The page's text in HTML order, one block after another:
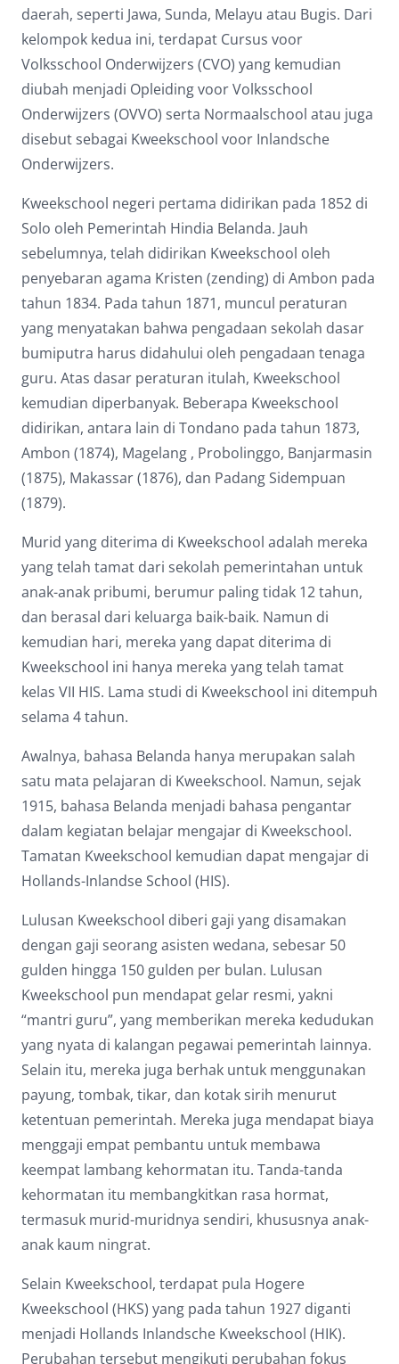
daerah, seperti Jawa, Sunda, Melayu atau Bugis. Dari
kelompok kedua ini, terdapat Cursus voor
Volksschool Onderwijzers (CVO) yang kemudian
diubah menjadi Opleiding voor Volksschool
Onderwijzers (OVVO) serta Normaalschool atau juga
disebut sebagai Kweekschool voor Inlandsche
Onderwijzers.
Kweekschool negeri pertama didirikan pada 1852 di
Solo oleh Pemerintah Hindia Belanda. Jauh
sebelumnya, telah didirikan Kweekschool oleh
penyebaran agama Kristen (zending) di Ambon pada
tahun 1834. Pada tahun 1871, muncul peraturan
yang menyatakan bahwa pengadaan sekolah dasar
bumiputra harus didahului oleh pengadaan tenaga
guru. Atas dasar peraturan itulah, Kweekschool
kemudian diperbanyak. Beberapa Kweekschool
didirikan, antara lain di Tondano pada tahun 1873,
Ambon (1874), Magelang , Probolinggo, Banjarmasin
(1875), Makassar (1876), dan Padang Sidempuan
(1879).
Murid yang diterima di Kweekschool adalah mereka
yang telah tamat dari sekolah pemerintahan untuk
anak-anak pribumi, berumur paling tidak 12 tahun,
dan berasal dari keluarga baik-baik. Namun di
kemudian hari, mereka yang dapat diterima di
Kweekschool ini hanya mereka yang telah tamat
kelas VII HIS. Lama studi di Kweekschool ini ditempuh
selama 4 tahun.
Awalnya, bahasa Belanda hanya merupakan salah
satu mata pelajaran di Kweekschool. Namun, sejak
1915, bahasa Belanda menjadi bahasa pengantar
dalam kegiatan belajar mengajar di Kweekschool.
Tamatan Kweekschool kemudian dapat mengajar di
Hollands-Inlandse School (HIS).
Lulusan Kweekschool diberi gaji yang disamakan
dengan gaji seorang asisten wedana, sebesar 50
gulden hingga 150 gulden per bulan. Lulusan
Kweekschool pun mendapat gelar resmi, yakni
“mantri guru”, yang memberikan mereka kedudukan
yang nyata di kalangan pegawai pemerintah lainnya.
Selain itu, mereka juga berhak untuk menggunakan
payung, tombak, tikar, dan kotak sirih menurut
ketentuan pemerintah. Mereka juga mendapat biaya
menggaji empat pembantu untuk membawa
keempat lambang kehormatan itu. Tanda-tanda
kehormatan itu membangkitkan rasa hormat,
termasuk murid-muridnya sendiri, khususnya anak-
anak kaum ningrat.
Selain Kweekschool, terdapat pula Hogere
Kweekschool (HKS) yang pada tahun 1927 diganti
menjadi Hollands Inlandsche Kweekschool (HIK).
Perubahan tersebut mengikuti perubahan fokus